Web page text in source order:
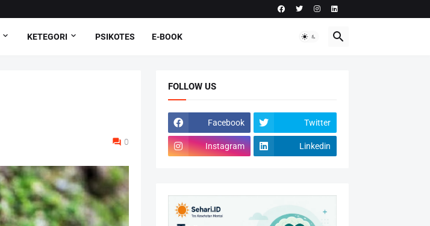
KETEGORI PSIKOTES E-BOOK
0
FOLLOW US
Facebook Twitter
Instagram Linkedin